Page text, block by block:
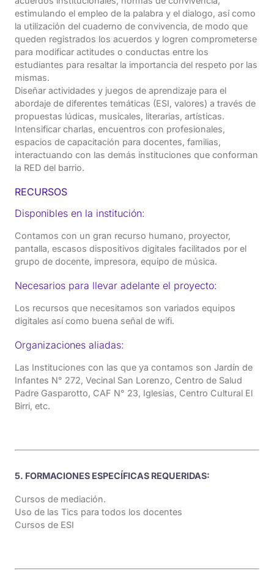
estimulando el empleo de la palabra y el dialogo, así como
la utilización del cuaderno de convivencia, de modo que
queden registrados los acuerdos y logren comprometerse
para modificar actitudes o conductas entre los
estudiantes para resaltar la importancia del respeto por las
mismas.
Diseñar actividades y juegos de aprendizaje para el
abordaje de diferentes temáticas (ESI, valores) a través de
propuestas lúdicas, musicales, literarias, artísticas.
Intensificar charlas, encuentros con profesionales,
espacios de capacitación para docentes, familias,
interactuando con las demás instituciones que conforman
la RED del barrio.
RECURSOS
Disponibles en la institución:
Contamos con un gran recurso humano, proyector,
pantalla, escasos dispositivos digitales facilitados por el
grupo de docente, impresora, equipo de música.
Necesarios para llevar adelante el proyecto:
Los recursos que necesitamos son variados equipos
digitales así como buena señal de wifi.
Organizaciones aliadas:
Las Instituciones con las que ya contamos son Jardín de
Infantes N° 272, Vecinal San Lorenzo, Centro de Salud
Padre Gasparotto, CAF N° 23, Iglesias, Centro Cultural El
Birri, etc.
5. FORMACIONES ESPECÍFICAS REQUERIDAS:
Cursos de mediación.
Uso de las Tics para todos los docentes
Cursos de ESI